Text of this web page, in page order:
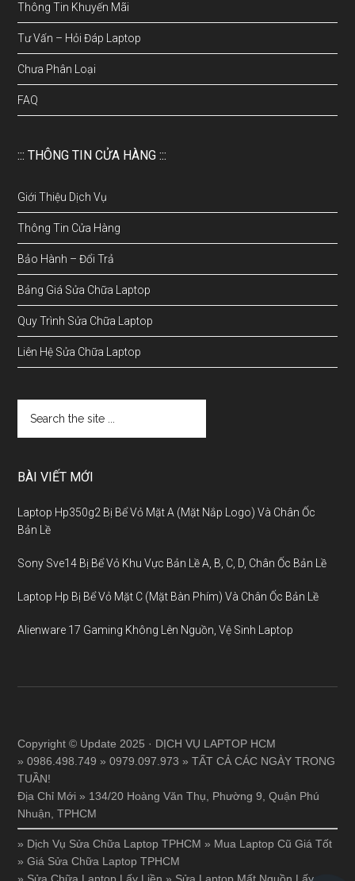
Thông Tin Khuyến Mãi
Tư Vấn – Hỏi Đáp Laptop
Chưa Phân Loại
FAQ
::: THÔNG TIN CỬA HÀNG :::
Giới Thiệu Dịch Vụ
Thông Tin Cửa Hàng
Bảo Hành – Đổi Trả
Bảng Giá Sửa Chữa Laptop
Quy Trình Sửa Chữa Laptop
Liên Hệ Sửa Chữa Laptop
BÀI VIẾT MỚI
Laptop Hp350g2 Bị Bể Vỏ Mặt A (Mặt Nắp Logo) Và Chân Ốc
Bản Lề
Sony Sve14 Bị Bể Vỏ Khu Vực Bản Lề A, B, C, D, Chân Ốc Bản Lề
Laptop Hp Bị Bể Vỏ Mặt C (Mặt Bàn Phím) Và Chân Ốc Bản Lề
Alienware 17 Gaming Không Lên Nguồn, Vệ Sinh Laptop
Copyright © Update 2025 · DỊCH VỤ LAPTOP HCM
» 0986.498.749 » 0979.097.973 » TẤT CẢ CÁC NGÀY TRONG
TUẦN!
Địa Chỉ Mới » 134/20 Hoàng Văn Thụ, Phường 9, Quận Phú
Nhuận, TPHCM
» Dịch Vụ Sửa Chữa Laptop TPHCM » Mua Laptop Cũ Giá Tốt
»Giá Sửa Chữa Laptop TPHCM